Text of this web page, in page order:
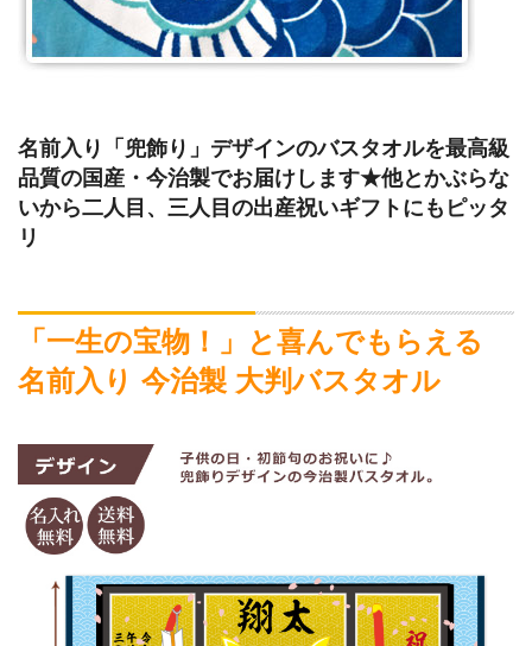
名前入り「兜飾り」デザインのバスタオルを最高級
品質の国産・今治製でお届けします★他とかぶらな
いから二人目、三人目の出産祝いギフトにもピッタ
リ
「一生の宝物！」と喜んでもらえる
名前入り 今治製 大判バスタオル